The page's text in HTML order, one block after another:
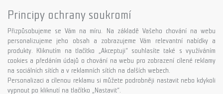
Přihlásit
Více informací o této službě
Copyright © GALASPORT, s.r.o. 2026,
powered by ABRA E-shop
Principy ochrany soukromí
Přizpůsobujeme se Vám na míru. Na základě Vašeho chování na webu
personalizujeme jeho obsah a zobrazujeme Vám relevantní nabídky a
produkty. Kliknutím na tlačítko „Akceptuji“ souhlasíte také s využíváním
cookies a předáním údajů o chování na webu pro zobrazení cílené reklamy
na sociálních sítích a v reklamních sítích na dalších webech.
Personalizaci a cílenou reklamu si můžete podrobněji nastavit nebo kdykoli
vypnout po kliknutí na tlačítko „Nastavit“.